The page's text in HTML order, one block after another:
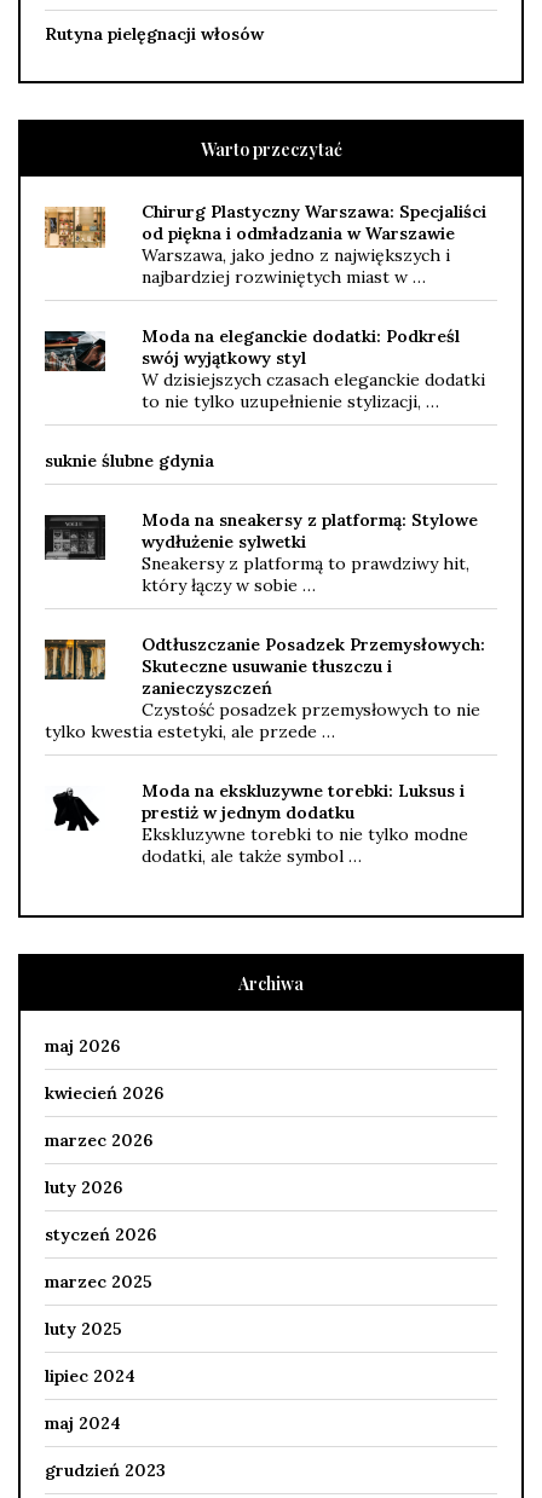
Rutyna pielęgnacji włosów
Warto przeczytać
Chirurg Plastyczny Warszawa: Specjaliści
od piękna i odmładzania w Warszawie
Warszawa, jako jedno z największych i
najbardziej rozwiniętych miast w …
Moda na eleganckie dodatki: Podkreśl
swój wyjątkowy styl
W dzisiejszych czasach eleganckie dodatki
to nie tylko uzupełnienie stylizacji, …
suknie ślubne gdynia
Moda na sneakersy z platformą: Stylowe
wydłużenie sylwetki
Sneakersy z platformą to prawdziwy hit,
który łączy w sobie …
Odtłuszczanie Posadzek Przemysłowych:
Skuteczne usuwanie tłuszczu i
zanieczyszczeń
Czystość posadzek przemysłowych to nie
tylko kwestia estetyki, ale przede …
Moda na ekskluzywne torebki: Luksus i
prestiż w jednym dodatku
Ekskluzywne torebki to nie tylko modne
dodatki, ale także symbol …
Archiwa
maj 2026
kwiecień 2026
marzec 2026
luty 2026
styczeń 2026
marzec 2025
luty 2025
lipiec 2024
maj 2024
grudzień 2023